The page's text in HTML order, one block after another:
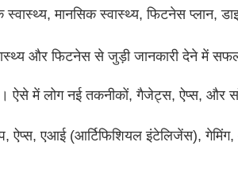
मानसिक स्वास्थ्य, फिटनेस प्लान,
और फिटनेस से जुड़ी जानकारी देने में
ऐसे में लोग नई तकनीकों, गैजेट्स, ऐप्स, और
एआई (आर्टिफिशियल इंटेलिजेंस), गेमिंग,